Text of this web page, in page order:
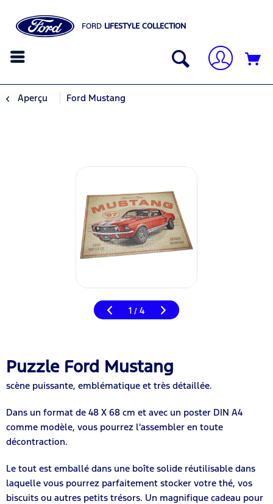
FORD LIFESTYLE COLLECTION
Aperçu Ford Mustang
1 / 4
Puzzle Ford Mustang
scène puissante, emblématique et très détaillée.
Dans un format de 48 X 68 cm et avec un poster DIN A4
comme modèle, vous pourrez l'assembler en toute
décontraction.
Le tout est emballé dans une boîte solide réutilisable dans
laquelle vous pourrez parfaitement stocker votre thé, vos
biscuits ou autres petits trésors. Un magnifique cadeau pour